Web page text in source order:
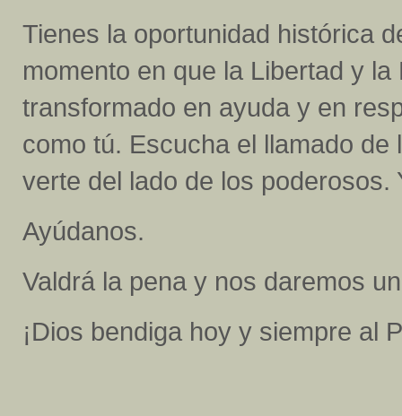
Tienes la oportunidad histórica
momento en que la Libertad y
transformado en ayuda y en
como tú. Escucha el llamado
verte del lado de los
Ayúdanos.
Valdrá la pena y nos daremos
¡Dios bendiga hoy y siempre al